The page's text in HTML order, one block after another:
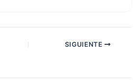
SIGUIENTE